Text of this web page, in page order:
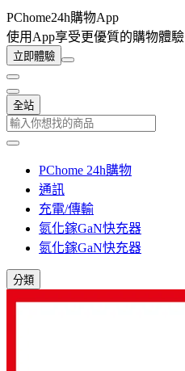
PChome24h購物App
使用App享受更優質的購物體驗
立即體驗
全站
PChome 24h購物
通訊
充電/傳輸
氮化鎵GaN快充器
氮化鎵GaN快充器
分類